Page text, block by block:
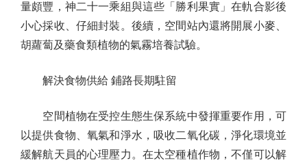
量頗豐，神二十一乘組與這些「勝利果實」在軌合影後
小心採收、仔細封裝。後續，空間站內還將開展小麥、
胡蘿蔔及藥食類植物的氣霧培養試驗。
解決食物供給 鋪路長期駐留
空間植物在受控生態生保系統中發揮重要作用，可
以提供食物、氧氣和淨水，吸收二氧化碳，淨化環境並
緩解航天員的心理壓力。在太空種植作物，不僅可以解